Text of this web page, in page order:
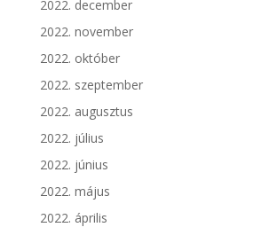
2022. december
2022. november
2022. október
2022. szeptember
2022. augusztus
2022. július
2022. június
2022. május
2022. április